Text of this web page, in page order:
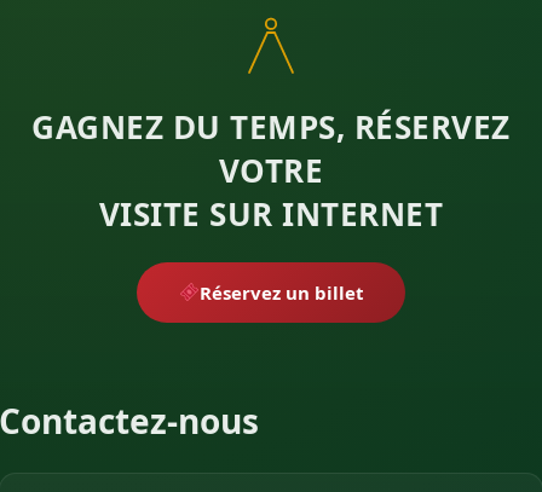
GAGNEZ DU TEMPS, RÉSERVEZ
VOTRE
VISITE SUR INTERNET
Réservez un billet
Contactez-nous